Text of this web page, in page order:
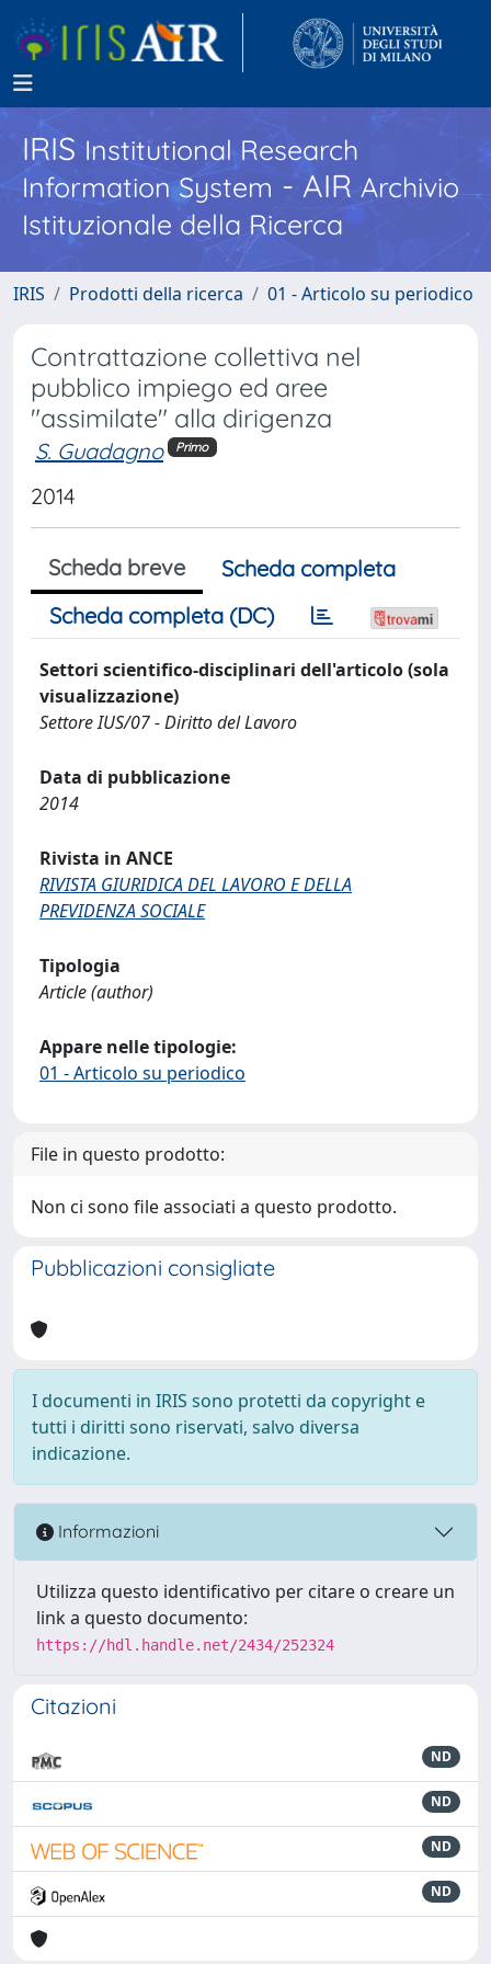
IRISInstitutional Research
Information System - AIR Archivio
Istituzionale della Ricerca
IRIS Prodotti della ricerca 01 - Articolo su periodico
Contrattazione collettiva nel
pubblico impiego ed aree
"assimilate" alla dirigenza
S. Guadagno Primo
2014
Scheda breve
Scheda completa
Scheda completa (DC)
Settori scientifico-disciplinari dell'articolo (sola
visualizzazione)
Settore IUS/07 - Diritto del Lavoro
Data di pubblicazione
2014
Rivista in ANCE
RIVISTA GIURIDICA DEL LAVORO E DELLA
PREVIDENZA SOCIALE
Tipologia
Article (author)
Appare nelle tipologie:
01 - Articolo su periodico
File in questo prodotto:
Non ci sono file associati a questo prodotto.
Pubblicazioni consigliate
I documenti in IRIS sono protetti da copyright e
tutti i diritti sono riservati, salvo diversa
indicazione.
Informazioni
Utilizza questo identificativo per citare o creare un
link a questo documento:
https://hdl.handle.net/2434/252324
Citazioni
ND
ND
ND
ND